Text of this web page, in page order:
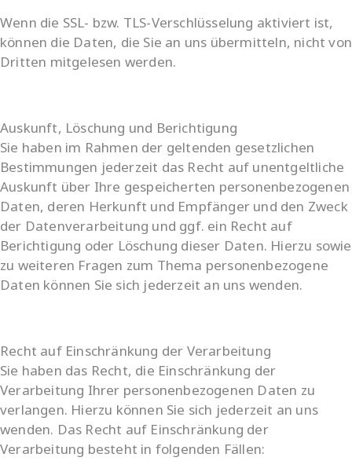
Wenn die SSL- bzw. TLS-Verschlüsselung aktiviert ist,
können die Daten, die Sie an uns übermitteln, nicht von
Dritten mitgelesen werden.
Auskunft, Löschung und Berichtigung
Sie haben im Rahmen der geltenden gesetzlichen
Bestimmungen jederzeit das Recht auf unentgeltliche
Auskunft über Ihre gespeicherten personenbezogenen
Daten, deren Herkunft und Empfänger und den Zweck
der Datenverarbeitung und ggf. ein Recht auf
Berichtigung oder Löschung dieser Daten. Hierzu sowie
zu weiteren Fragen zum Thema personenbezogene
Daten können Sie sich jederzeit an uns wenden.
Recht auf Einschränkung der Verarbeitung
Sie haben das Recht, die Einschränkung der
Verarbeitung Ihrer personenbezogenen Daten zu
verlangen. Hierzu können Sie sich jederzeit an uns
wenden. Das Recht auf Einschränkung der
Verarbeitung besteht in folgenden Fällen: